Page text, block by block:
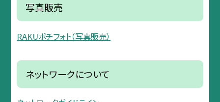
写真販売
RAKUポチフォト（写真販売）
ネットワークについて